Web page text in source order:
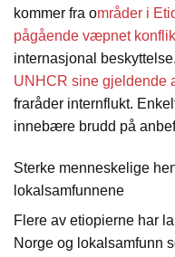
kommer fra områder i
pågående væpnet
internasjonal
UNHCR sine gjeldende
fraråder internflukt.
innebære brudd på
Sterke menneskelige
lokalsamfunnene
Flere av etiopierne har
Norge og lokalsamfunn